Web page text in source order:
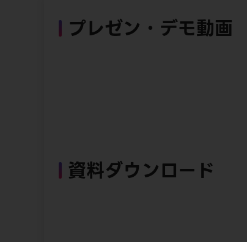
プレゼン・デモ動画
資料ダウンロード